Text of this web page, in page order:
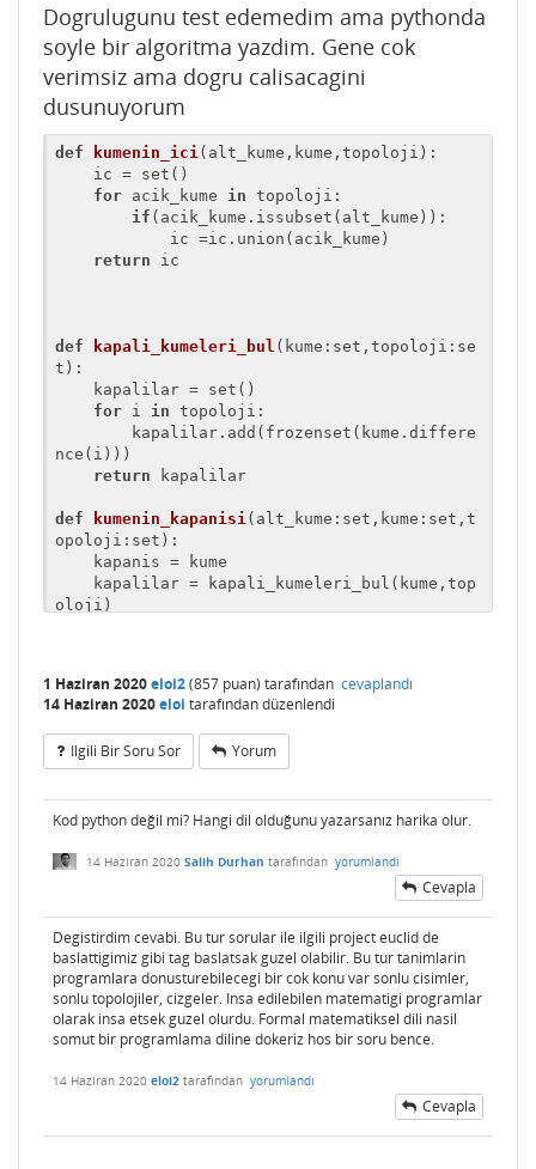
#sum topoloji
function ⊕(x::BitMatrix, y::BitMatrix)
    xx, xy = size(x)
    yx, yy = size(y)
end
#product topoloji
⊗(x::BitMatrix, y::BitMatrix) = kron(x, y)
#subspace topoloji ??
    range = filter(x->x ∉ altKume,collect(
1:
sx ))
function glue(top::BitMatrix, x, y)
        temp = x
        x = y
        y = temp
end
    sx,
    t[x,
:] .= (top[x, :].|top[y, :])[range]
    t[:, x] .= (top[:, x].|
top[
    t
end
#quotient topology?
function quotientTopoloji(top::BitMatrix, qu
    sx,
_ = size(top)
#TODO glue kullanarak yaz burayi arkaya
arkaya glue kullanmak gerekiyor sadece
function interior(top::BitMatrix, S)
#Interior(s) = { x ∈ X :  ∀ y∈ X  x ≤ y
⟹ y ∈ S }
    sx,
_ = size(top)
if all(ise(top[x, y], y ∈ S) for
y ∈
Dogrulugunu test edemedim ama pythonda
soyle bir algoritma yazdim. Gene cok
verimsiz ama dogru calisacagini
dusunuyorum
def kumenin_ici(alt_kume,kume,topoloji) :
for acik_kume in topoloji:
if (acik_kume.issubset(alt_kume)):
return ic
def kapali_kumeleri_bul (kume:set,topoloji:se
t) :
for i in topoloji:
nce(i)))
return kapalilar
def kumenin_kapanisi(alt_kume:set,kume:set,t
opoloji:set) :
oloji)
(i)
return kapanis
alt_kume = set({ 1})
topoloji = { frozenset() , frozenset({1}),fr
ozenset({1,2})}
# a = {1} x = {1,2} t = {{},x,{1}}
print(kumenin_ici(alt_kume,kume,topoloji))
print(kumenin_kapanisi(alt_kume,kume,topoloj
i)) #{1,2}
# a = {1} x = {1,2} t = {{},x}
alt_kume = set({ 1})
kume = set({1,2})
print(kumenin_ici(alt_kume,kume,topoloji))
1 Haziran 2020eloi2(857 puan) tarafından cevaplandı
14 Haziran 2020eloi tarafındandüzenlendi
Ilgili Bir Soru Sor Yorum
Kod python değil mi? Hangi dil olduğunu yazarsanız harika olur.
14 Haziran 2020 Salih Durhan tarafından yorumlandı
Cevapla
Degistirdim cevabi. Bu tur sorular ile ilgili project euclid de
baslattigimiz gibi tag baslatsak guzel olabilir. Bu tur tanimlarin
programlara donusturebilecegi bir cok konu var sonlu cisimler,
sonlu topolojiler, cizgeler. Insa edilebilen matematigi programlar
olarak insa etsek guzel olurdu. Formal matematiksel dili nasil
somut bir programlama diline dokeriz hos bir soru bence.
14 Haziran 2020 eloi2 tarafından yorumlandı
Cevapla